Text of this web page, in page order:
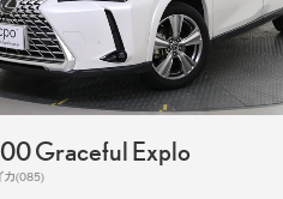
Graceful Explo
カ(085)